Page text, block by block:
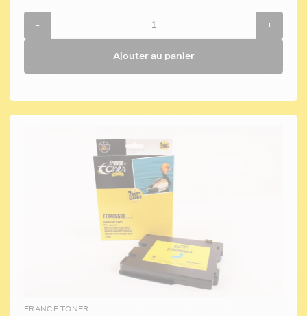
- +
Ajouter au panier
FRANCE TONER